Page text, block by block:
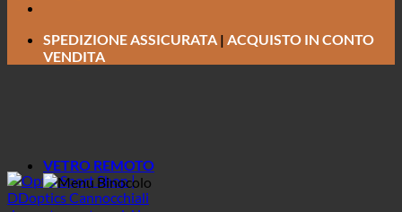
SPEDIZIONE ASSICURATA | ACQUISTO IN CONTO
VENDITA
VETRO REMOTO